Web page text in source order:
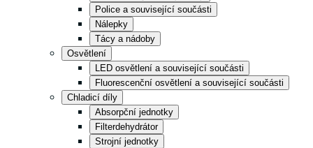
Police a související součásti
Nálepky
Tácy a nádoby
Osvětlení
LED osvětlení a související součásti
Fluorescenční osvětlení a související součásti
Chladicí díly
Absorpční jednotky
Filterdehydrátor
Strojní jednotky